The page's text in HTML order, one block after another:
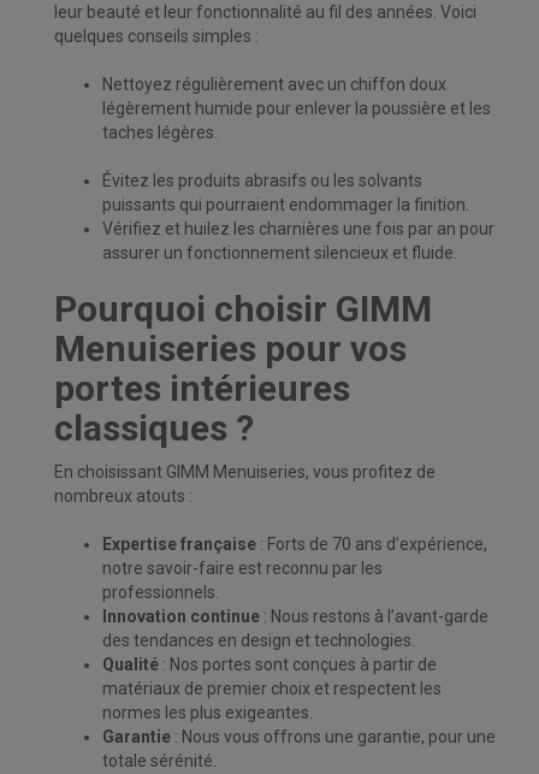
leur beauté et leur fonctionnalité au fil des années. Voici
quelques conseils simples :
Nettoyez régulièrement avec un chiffon doux
légèrement humide pour enlever la poussière et les
taches légères.
Évitez les produits abrasifs ou les solvants
puissants qui pourraient endommager la finition.
Vérifiez et huilez les charnières une fois par an pour
assurer un fonctionnement silencieux et fluide.
Pourquoi choisir GIMM
Menuiseries pour vos
portes intérieures
classiques ?
En choisissant GIMM Menuiseries, vous profitez de
nombreux atouts :
Expertise française : Forts de 70 ans d’expérience,
notre savoir-faire est reconnu par les
professionnels.
Innovation continue : Nous restons à l’avant-garde
des tendances en design et technologies.
Qualité : Nos portes sont conçues à partir de
matériaux de premier choix et respectent les
normes les plus exigeantes.
Garantie : Nous vous offrons une garantie, pour une
totale sérénité.